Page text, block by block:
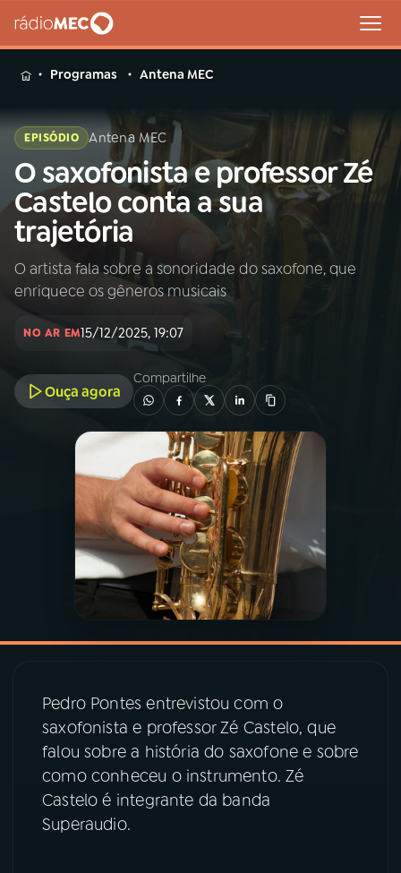
MENU
Buscar
na
Rádio
MEC
Buscar
Início AO VIVO
INÍCIO
A RÁDIO
PROGRAMAÇÃO
PROGRAMAS
PODCASTS
VIDEOCASTS
PRÊMIO RÁDIO MEC
ACOMPANHE A RÁDIO MEC
Programas Antena MEC
EPISÓDIO Antena MEC
O saxofonista e professor Zé
Castelo conta a sua
trajetória
O artista fala sobre a sonoridade do saxofone, que
enriquece os gêneros musicais
NO AR EM15/12/2025, 19:07
Ouça agora
Compartilhe
Pedro Pontes entrevistou com o
saxofonista e professor Zé Castelo, que
falou sobre a história do saxofone e sobre
como conheceu o instrumento. Zé
Castelo é integrante da banda
Superaudio.